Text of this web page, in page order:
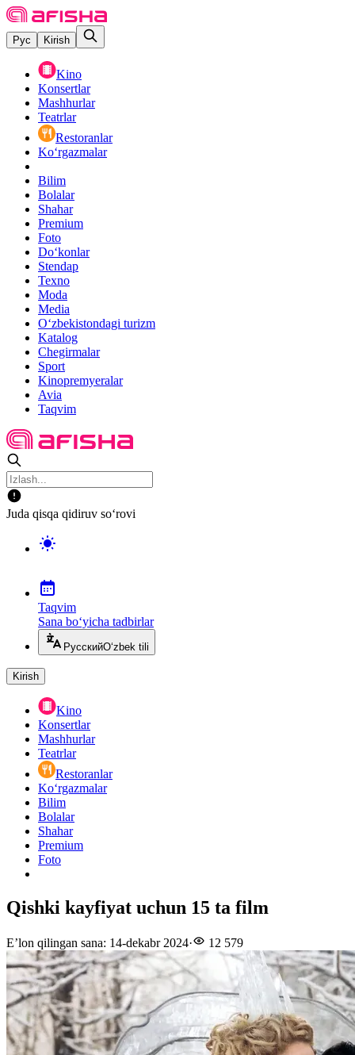
Рус Kirish
Kino
Konsertlar
Mashhurlar
Teatrlar
Restoranlar
Ko‘rgazmalar
Bilim
Bolalar
Shahar
Premium
Foto
Do‘konlar
Stendap
Texno
Moda
Media
O‘zbekistondagi turizm
Katalog
Chegirmalar
Sport
Kinopremyeralar
Avia
Taqvim
Juda qisqa qidiruv so‘rovi
Taqvim
Sana bo‘yicha tadbirlar
РусскийO‘zbek tili
Kirish
Kino
Konsertlar
Mashhurlar
Teatrlar
Restoranlar
Ko‘rgazmalar
Bilim
Bolalar
Shahar
Premium
Foto
Qishki kayfiyat uchun 15 ta film
E’lon qilingan sana: 14-dekabr 2024· 12 579